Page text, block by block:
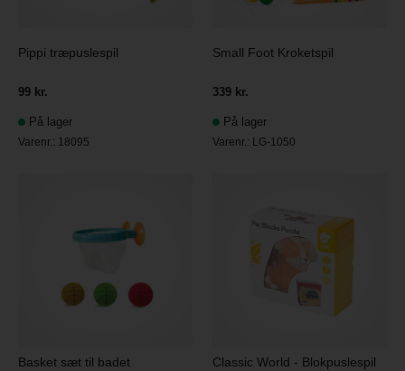
Pippi træpuslespil
99 kr.
På lager
Varenr.: 18095
Small Foot Kroketspil
339 kr.
På lager
Varenr.: LG-1050
Basket sæt til badet
Classic World - Blokpuslespil